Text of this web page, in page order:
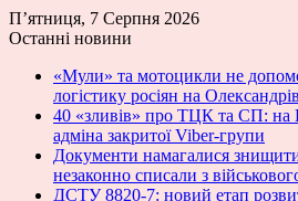
П’ятниця, 7 Серпня 2026
Останні новини
«Мули» та мотоцикли не
логістику росіян на
40 «зливів» про ТЦК та СП: на
адміна закритої Viber-групи
Документи намагалися
незаконно списали з
ДСТУ 8820-7: новий етап